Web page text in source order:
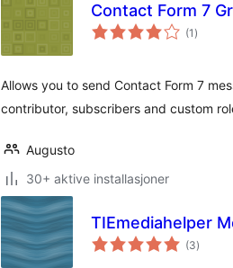
Contact Form 7
(1 totale
)
Allows you to send Contact Form 7
contributor, subscribers and custom
Augusto
30+ aktive installasjoner
TIEmediahelper
(3totale
)